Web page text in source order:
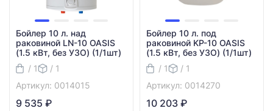
Бойлер 10 л. над
раковиной LN-10 OASIS
(1.5 кВт, без УЗО) (1/1шт)
/ 1
/ 1
Артикул: 0014015
9 535 ₽
Бойлер 10 л. под
раковиной KP-10 OASIS
(1.5 кВт, без УЗО) (1/1шт)
/ 1
/ 1
Артикул: 0014270
10 203 ₽